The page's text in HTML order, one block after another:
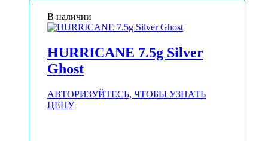
В наличии
HURRICANE 7.5g Silver
Ghost
АВТОРИЗУЙТЕСЬ, ЧТОБЫ УЗНАТЬ
ЦЕНУ